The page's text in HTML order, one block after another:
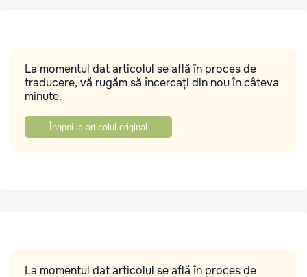
La momentul dat articolul se află în proces de
traducere, vă rugăm să încercați din nou în câteva
minute.
Înapoi la articolul original
La momentul dat articolul se află în proces de